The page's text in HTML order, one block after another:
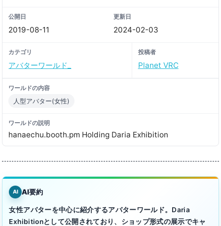
公開日
2019-08-11
更新日
2024-02-03
カテゴリ
アバターワールド_
投稿者
Planet VRC
ワールドの内容
人型アバター(女性)
ワールドの説明
hanaechu․booth․pm Holding Daria Exhibition
AI AI要約
女性アバターを中心に紹介するアバターワールド。Daria
Exhibitionとして公開されており、ショップ形式の展示でキャ